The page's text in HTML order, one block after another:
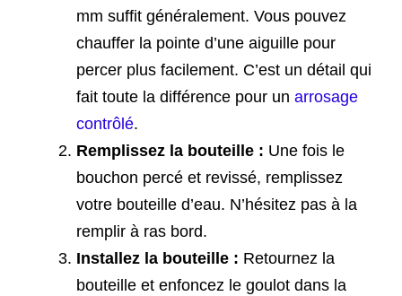
mm suffit généralement. Vous pouvez
chauffer la pointe d’une aiguille pour
percer plus facilement. C’est un détail qui
fait toute la différence pour un arrosage
contrôlé.
Remplissez la bouteille : Une fois le
bouchon percé et revissé, remplissez
votre bouteille d’eau. N’hésitez pas à la
remplir à ras bord.
Installez la bouteille : Retournez la
bouteille et enfoncez le goulot dans la